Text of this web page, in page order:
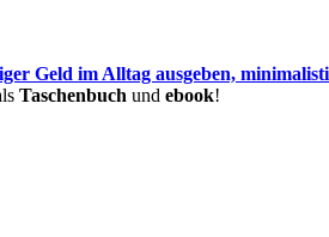
Geld im Alltag ausgeben,
Taschenbuch und ebook!